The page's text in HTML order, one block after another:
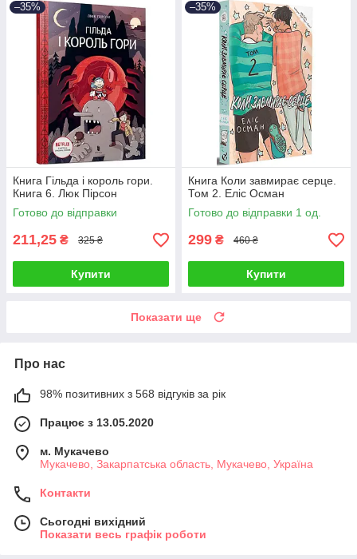
–35%
Книга Гільда і король гори.
Книга 6. Люк Пірсон
Готово до відправки
211,25 ₴ 325 ₴
Купити
–35%
Книга Коли завмирає серце.
Том 2. Еліс Осман
Готово до відправки 1 од.
299 ₴ 460 ₴
Купити
Показати ще
Про нас
98% позитивних з 568 відгуків за рік
Працює з 13.05.2020
м. Мукачево
Мукачево, Закарпатська область, Мукачево, Україна
Контакти
Сьогодні вихідний
Показати весь графік роботи